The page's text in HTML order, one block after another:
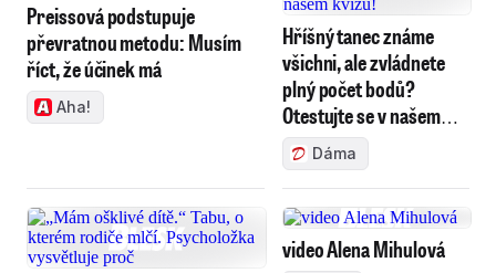
Preissová podstupuje
převratnou metodu: Musím
říct, že účinek má
Aha!
Hříšný tanec známe
všichni, ale zvládnete
plný počet bodů?
Otestujte se v našem
kvízu!Dáma
video Alena Mihulová